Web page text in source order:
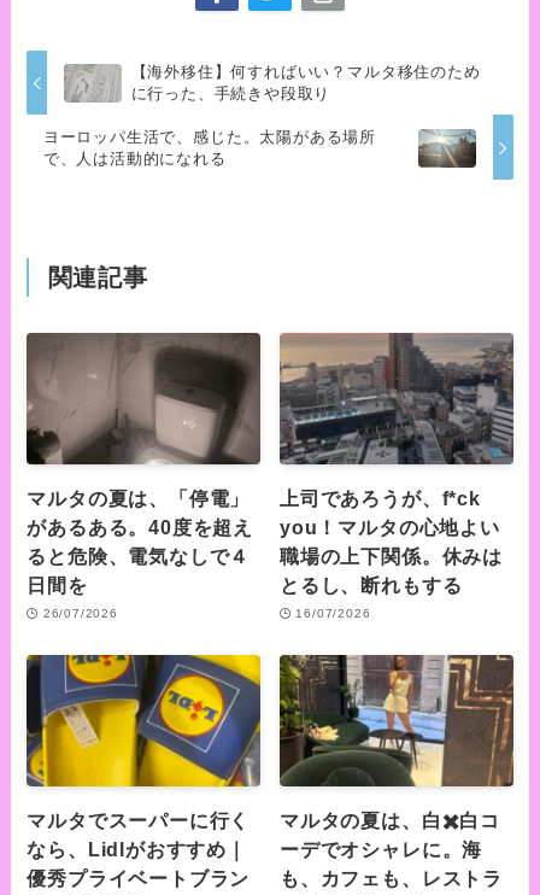
【海外移住】何すればいい？マルタ移住のため
に行った、手続きや段取り
ヨーロッパ生活で、感じた。太陽がある場所
で、人は活動的になれる
関連記事
マルタの夏は、「停電」
があるある。40度を超え
ると危険、電気なしで４
日間を
26/07/2026
上司であろうが、f*ck
you！マルタの心地よい
職場の上下関係。休みは
とるし、断れもする
16/07/2026
マルタでスーパーに行く
なら、Lidlがおすすめ｜
優秀プライベートブラン
マルタの夏は、白✖️白コ
ーデでオシャレに。海
も、カフェも、レストラ